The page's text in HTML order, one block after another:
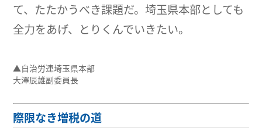
て、たたかうべき課題だ。埼玉県本部としても
全力をあげ、とりくんでいきたい。
▲自治労連埼玉県本部
大澤辰雄副委員長
際限なき増税の道